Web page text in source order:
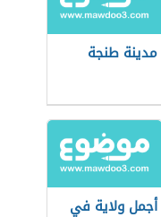
مدينة طنجة
أجمل ولاية في